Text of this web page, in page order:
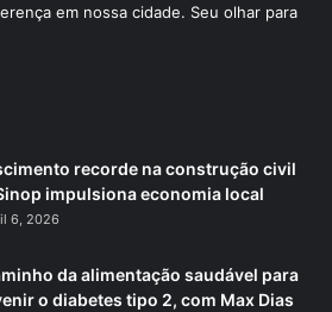
em nossa cidade. Seu olhar para
recorde na construção civil
impulsiona economia local
6, 2026
da alimentação saudável para
o diabetes tipo 2, com Max Dias